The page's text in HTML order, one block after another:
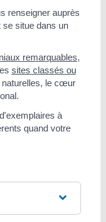
renseigner auprès
situe dans un
remarquables,
sites classés ou
le cœur
à
quand votre